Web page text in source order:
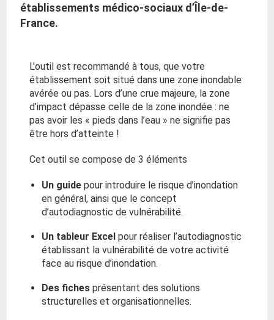
établissements médico-sociaux d’Île-de-
France.
L'outil est recommandé à tous, que votre
établissement soit situé dans une zone inondable
avérée ou pas. Lors d’une crue majeure, la zone
d’impact dépasse celle de la zone inondée : ne
pas avoir les « pieds dans l’eau » ne signifie pas
être hors d’atteinte !
Cet outil se compose de 3 éléments
Un guide pour introduire le risque d’inondation
en général, ainsi que le concept
d’autodiagnostic de vulnérabilité.
Un tableur Excel pour réaliser l’autodiagnostic
établissant la vulnérabilité de votre activité
face au risque d’inondation.
Des fiches présentant des solutions
structurelles et organisationnelles.